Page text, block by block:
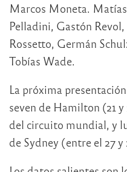
Marcos Moneta.
Pelladini, Gastón
Rossetto, Germán
Tobías Wade.
La próxima
seven de Hamilton (21
del circuito mundial, y
de Sydney (entre el 27